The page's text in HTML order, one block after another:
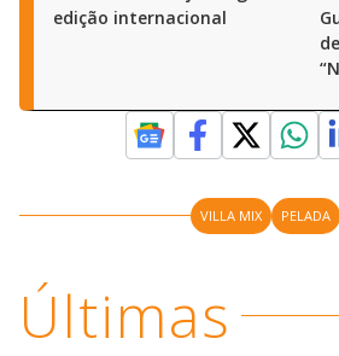
edição internacional
VILLA MIX PELADA
Últimas